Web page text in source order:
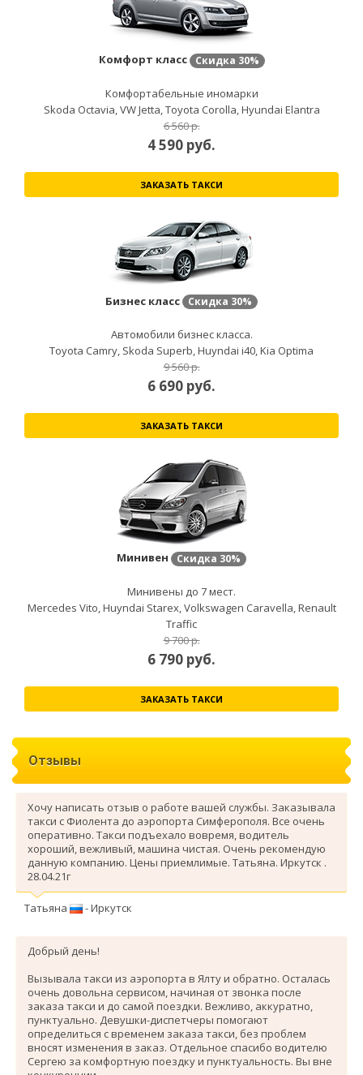
Комфорт класс Скидка 30%
Комфортабельные иномарки
Skoda Octavia, VW Jetta, Toyota Corolla, Hyundai Elantra
6 560 р.
4 590 руб.
ЗАКАЗАТЬ ТАКСИ
Бизнес класс Скидка 30%
Автомобили бизнес класса.
Toyota Camry, Skoda Superb, Huyndai i40, Kia Optima
9 560 р.
6 690 руб.
ЗАКАЗАТЬ ТАКСИ
Минивен Скидка 30%
Минивены до 7 мест.
Mercedes Vito, Huyndai Starex, Volkswagen Caravella, Renault
Traffic
9 700 р.
6 790 руб.
ЗАКАЗАТЬ ТАКСИ
Отзывы
Хочу написать отзыв о работе вашей службы. Заказывала
такси с Фиолента до аэропорта Симферополя. Все очень
оперативно. Такси подъехало вовремя, водитель
хороший, вежливый, машина чистая. Очень рекомендую
данную компанию. Цены приемлимые. Татьяна. Иркутск .
28.04.21г
Татьяна - Иркутск
Добрый день!
Вызывала такси из аэропорта в Ялту и обратно. Осталась
очень довольна сервисом, начиная от звонка после
заказа такси и до самой поездки. Вежливо, аккуратно,
пунктуально. Девушки-диспетчеры помогают
определиться с временем заказа такси, без проблем
вносят изменения в заказ. Отдельное спасибо водителю
Сергею за комфортную поездку и пунктуальность. Вы вне